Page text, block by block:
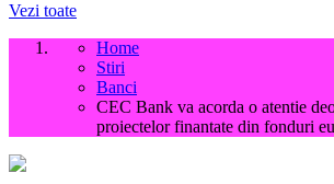
Vezi toate
Home
Stiri
Banci
CEC Bank va acorda o atentie
proiectelor finantate din fonduri